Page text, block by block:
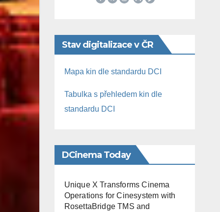
Stav digitalizace v ČR
Mapa kin dle standardu DCI
Tabulka s přehledem kin dle
standardu DCI
DCinema Today
Unique X Transforms Cinema
Operations for Cinesystem with
RosettaBridge TMS and